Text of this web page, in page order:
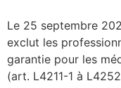
Le 25 septembre
exclut les
garantie pour les
(art. L4211-1 à